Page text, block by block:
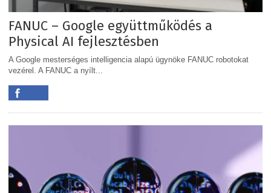
FANUC – Google együttműködés a
Physical AI fejlesztésben
A Google mesterséges intelligencia alapú ügynöke FANUC robotokat
vezérel. A FANUC a nyílt...